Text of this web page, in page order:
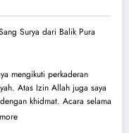
Surya dari Balik Pura
mengikuti perkaderan
Atas Izin Allah juga saya
khidmat. Acara selama
: